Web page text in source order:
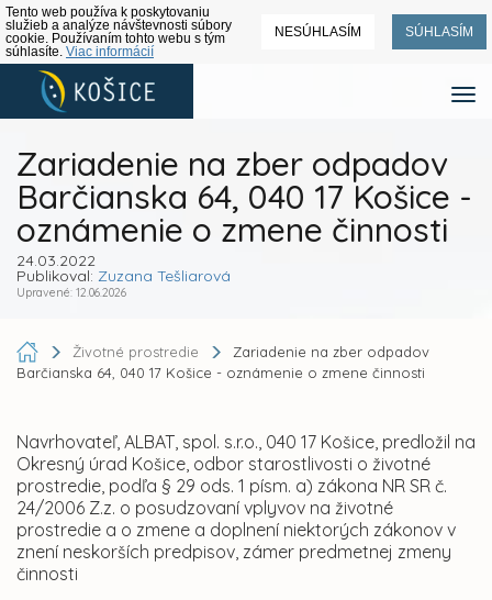
Tento web používa k poskytovaniu
služieb a analýze návštevnosti súbory
cookie. Používaním tohto webu s tým
súhlasíte. Viac informácií
NESÚHLASÍM SÚHLASÍM
Zariadenie na zber odpadov
Barčianska 64, 040 17 Košice -
oznámenie o zmene činnosti
24.03.2022
Publikoval: Zuzana Tešliarová
Upravené: 12.06.2026
Životné prostredie
Zariadenie na zber odpadov
Barčianska 64, 040 17 Košice - oznámenie o zmene činnosti
Navrhovateľ, ALBAT, spol. s.r.o., 040 17 Košice, predložil na
Okresný úrad Košice, odbor starostlivosti o životné
prostredie, podľa § 29 ods. 1 písm. a) zákona NR SR č.
24/2006 Z.z. o posudzovaní vplyvov na životné
prostredie a o zmene a doplnení niektorých zákonov v
znení neskorších predpisov, zámer predmetnej zmeny
činnosti